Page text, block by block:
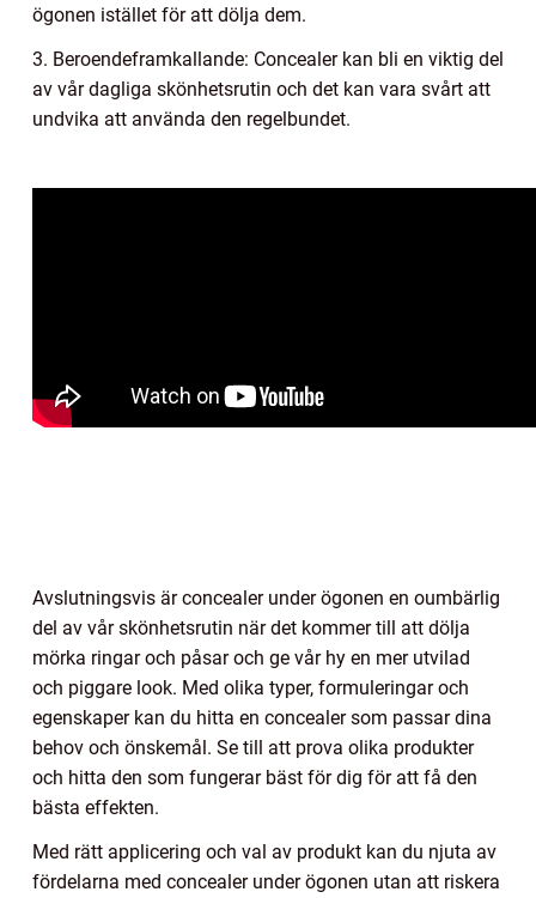
ögonen istället för att dölja dem.
3. Beroendeframkallande: Concealer kan bli en viktig del
av vår dagliga skönhetsrutin och det kan vara svårt att
undvika att använda den regelbundet.
Avslutningsvis är concealer under ögonen en oumbärlig
del av vår skönhetsrutin när det kommer till att dölja
mörka ringar och påsar och ge vår hy en mer utvilad
och piggare look. Med olika typer, formuleringar och
egenskaper kan du hitta en concealer som passar dina
behov och önskemål. Se till att prova olika produkter
och hitta den som fungerar bäst för dig för att få den
bästa effekten.
Med rätt applicering och val av produkt kan du njuta av
fördelarna med concealer under ögonen utan att riskera